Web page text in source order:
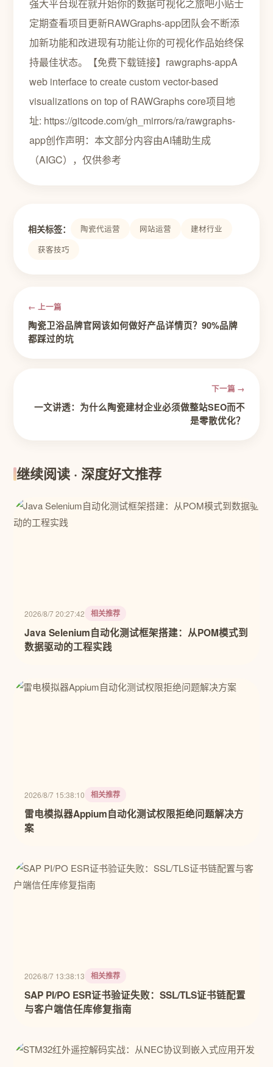
强大平台现在就开始你的数据可视化之旅吧小贴士
定期查看项目更新RAWGraphs-app团队会不断添
加新功能和改进现有功能让你的可视化作品始终保
持最佳状态。【免费下载链接】rawgraphs-appA
web interface to create custom vector-based
visualizations on top of RAWGraphs core项目地
址: https://gitcode.com/gh_mirrors/ra/rawgraphs-
app创作声明：本文部分内容由AI辅助生成
（AIGC），仅供参考
相关标签： 陶瓷代运营 网站运营
建材行业
获客技巧
← 上一篇
陶瓷卫浴品牌官网该如何做好产品详情页？90%品牌
都踩过的坑
下一篇 →
一文讲透：为什么陶瓷建材企业必须做整站SEO而不
是零散优化？
继续阅读 · 深度好文推荐
2026/8/7 20:27:42 相关推荐
Java Selenium自动化测试框架搭建：从POM模式到
数据驱动的工程实践
2026/8/7 15:38:10 相关推荐
雷电模拟器Appium自动化测试权限拒绝问题解决方
案
2026/8/7 13:38:13 相关推荐
SAP PI/PO ESR证书验证失败：SSL/TLS证书链配置
与客户端信任库修复指南